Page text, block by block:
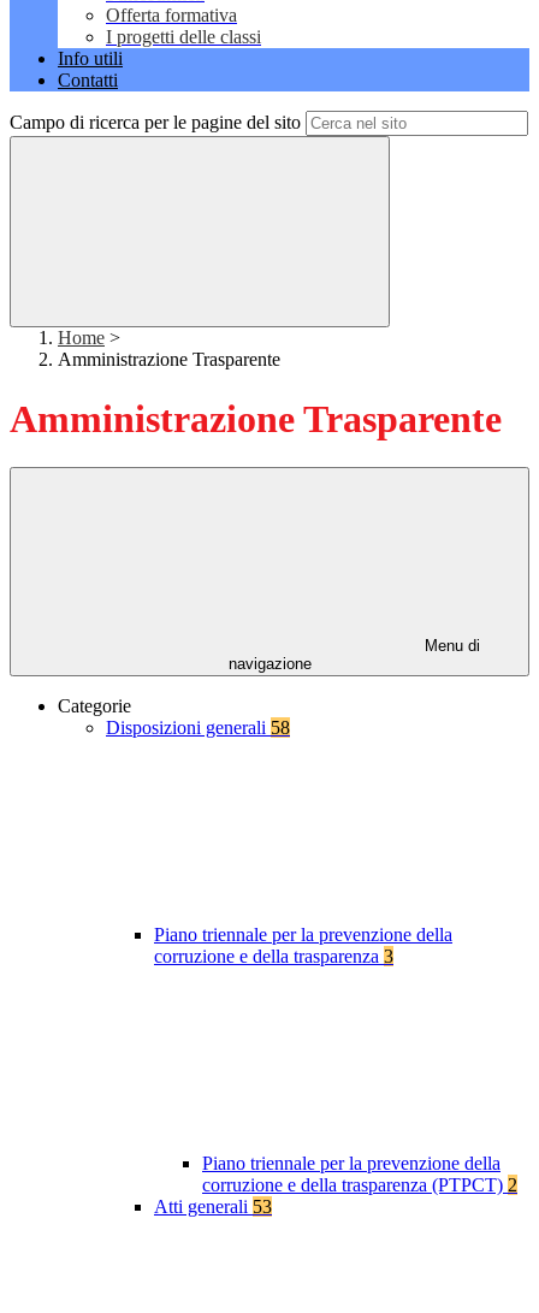
Offerta formativa
I progetti delle classi
Info utili
Contatti
Campo di ricerca per le pagine del sito
Home >
Amministrazione Trasparente
Amministrazione Trasparente
Menu di
navigazione
Categorie
Disposizioni generali 58
Piano triennale per la prevenzione della
corruzione e della trasparenza 3
Piano triennale per la prevenzione della
corruzione e della trasparenza (PTPCT) 2
Atti generali 53